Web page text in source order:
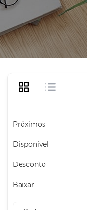
Próximos
Disponível
Desconto
Baixar